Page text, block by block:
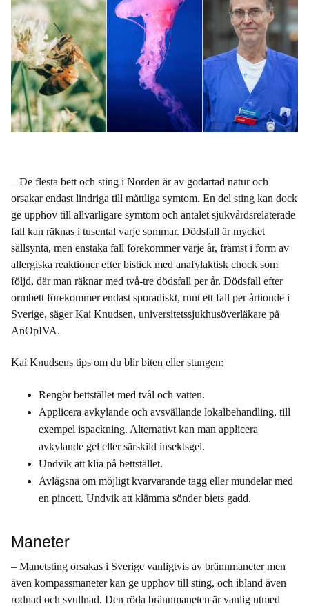
– De flesta bett och sting i Norden är av godartad natur och
orsakar endast lindriga till måttliga symtom. En del sting kan dock
ge upphov till allvarligare symtom och antalet sjukvårdsrelaterade
fall kan räknas i tusental varje sommar. Dödsfall är mycket
sällsynta, men enstaka fall förekommer varje år, främst i form av
allergiska reaktioner efter bistick med anafylaktisk chock som
följd, där man räknar med två-tre dödsfall per år. Dödsfall efter
ormbett förekommer endast sporadiskt, runt ett fall per årtionde i
Sverige, säger Kai Knudsen, universitetssjukhusöverläkare på
AnOpIVA.
Kai Knudsens tips om du blir biten eller stungen:
Rengör bettstället med tvål och vatten.
Applicera avkylande och avsvällande lokalbehandling, till
exempel ispackning. Alternativt kan man applicera
avkylande gel eller särskild insektsgel.
Undvik att klia på bettstället.
Avlägsna om möjligt kvarvarande tagg eller mundelar med
en pincett. Undvik att klämma sönder biets gadd.
Maneter
– Manetsting orsakas i Sverige vanligtvis av brännmaneter men
även kompassmaneter kan ge upphov till sting, och ibland även
rodnad och svullnad. Den röda brännmaneten är vanlig utmed